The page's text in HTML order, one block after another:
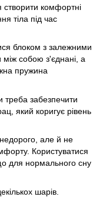
комфортні
тіла під час
блоком з залежними
собою з'єднані, а
пружина
забезпечити
який коригує рівень
але й не
Користуватися
для нормального сну
шарів.